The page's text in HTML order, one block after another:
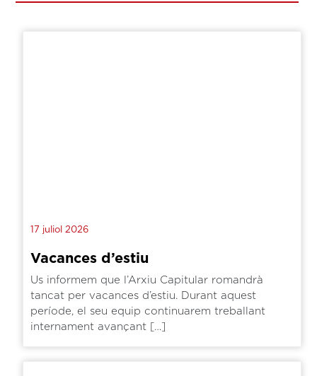
17 juliol 2026
Vacances d’estiu
Us informem que l’Arxiu Capitular romandrà
tancat per vacances d’estiu. Durant aquest
període, el seu equip continuarem treballant
internament avançant […]